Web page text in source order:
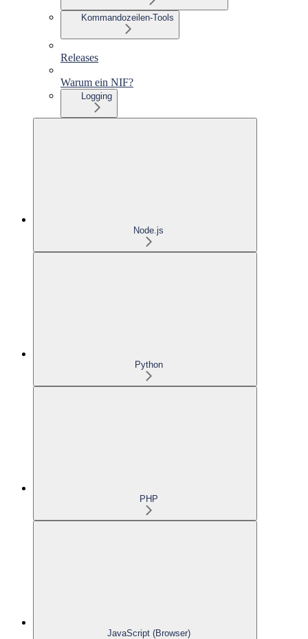
Kommandozeilen-Tools
Releases
Warum ein NIF?
Logging
Node.js
Python
PHP
JavaScript (Browser)